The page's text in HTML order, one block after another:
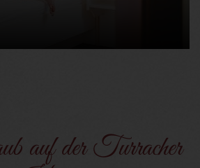
auf der Turracher